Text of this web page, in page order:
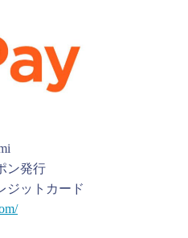
ン発行
ジットカード